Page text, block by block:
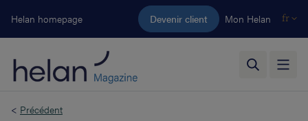
Aller au contenu principal
Helan homepage Devenir client Mon Helan fr
< Précédent